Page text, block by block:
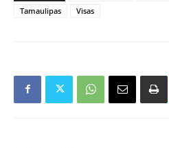
Tamaulipas
Visas